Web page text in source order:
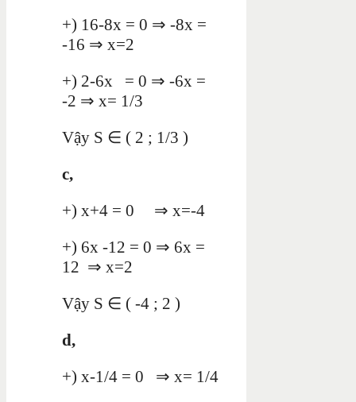
+) 16-8x = 0 ⇒ -8x =
-16 ⇒ x=2
+) 2-6x = 0 ⇒ -6x =
-2 ⇒ x= 1/3
Vậy S ∈ ( 2 ; 1/3 )
c,
+) x+4 = 0 ⇒ x=-4
+) 6x -12 = 0 ⇒ 6x =
12 ⇒ x=2
Vậy S ∈ ( -4 ; 2 )
d,
+) x-1/4 = 0 ⇒ x= 1/4